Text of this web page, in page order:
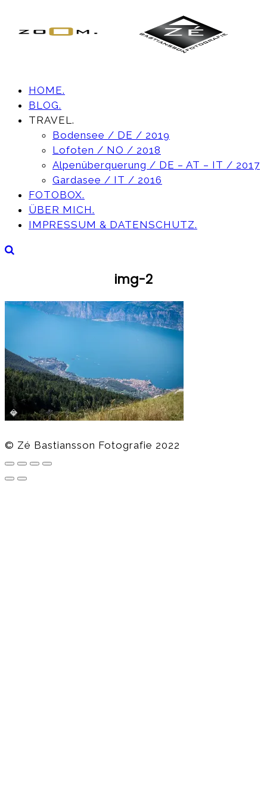
HOME.
BLOG.
TRAVEL.
Bodensee / DE / 2019
Lofoten / NO / 2018
Alpenüberquerung / DE – AT – IT / 2017
Gardasee / IT / 2016
FOTOBOX.
ÜBER MICH.
IMPRESSUM & DATENSCHUTZ.
img-2
© Zé Bastiansson Fotografie 2022